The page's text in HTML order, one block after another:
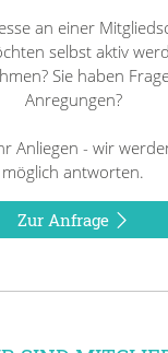
an einer
selbst aktiv
Sie haben
Anregungen?
Anliegen - wir
möglich antworten.
Zur Anfrage